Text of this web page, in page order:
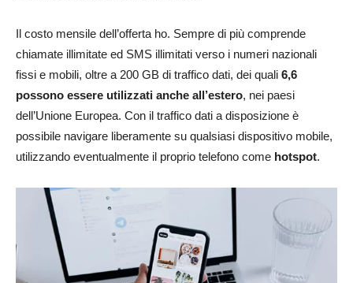
Il costo mensile dell’offerta ho. Sempre di più comprende
chiamate illimitate ed SMS illimitati verso i numeri nazionali
fissi e mobili, oltre a 200 GB di traffico dati, dei quali 6,6
possono essere utilizzati anche all’estero, nei paesi
dell’Unione Europea. Con il traffico dati a disposizione è
possibile navigare liberamente su qualsiasi dispositivo mobile,
utilizzando eventualmente il proprio telefono come hotspot.